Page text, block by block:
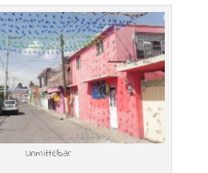
Unmittelbar